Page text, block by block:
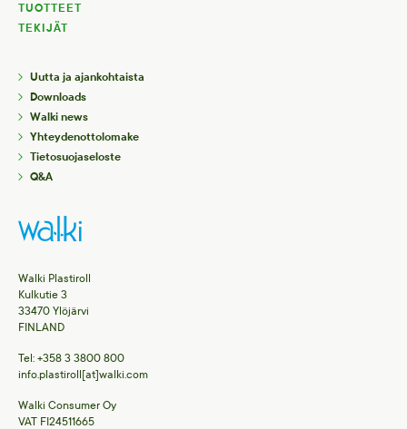
TUOTTEET
TEKIJÄT
Uutta ja ajankohtaista
Downloads
Walki news
Yhteydenottolomake
Tietosuojaseloste
Q&A
Walki Plastiroll
Kulkutie 3
33470 Ylöjärvi
FINLAND
Tel: +358 3 3800 800
info.plastiroll[at]walki.com
Walki Consumer Oy
VAT FI24511665